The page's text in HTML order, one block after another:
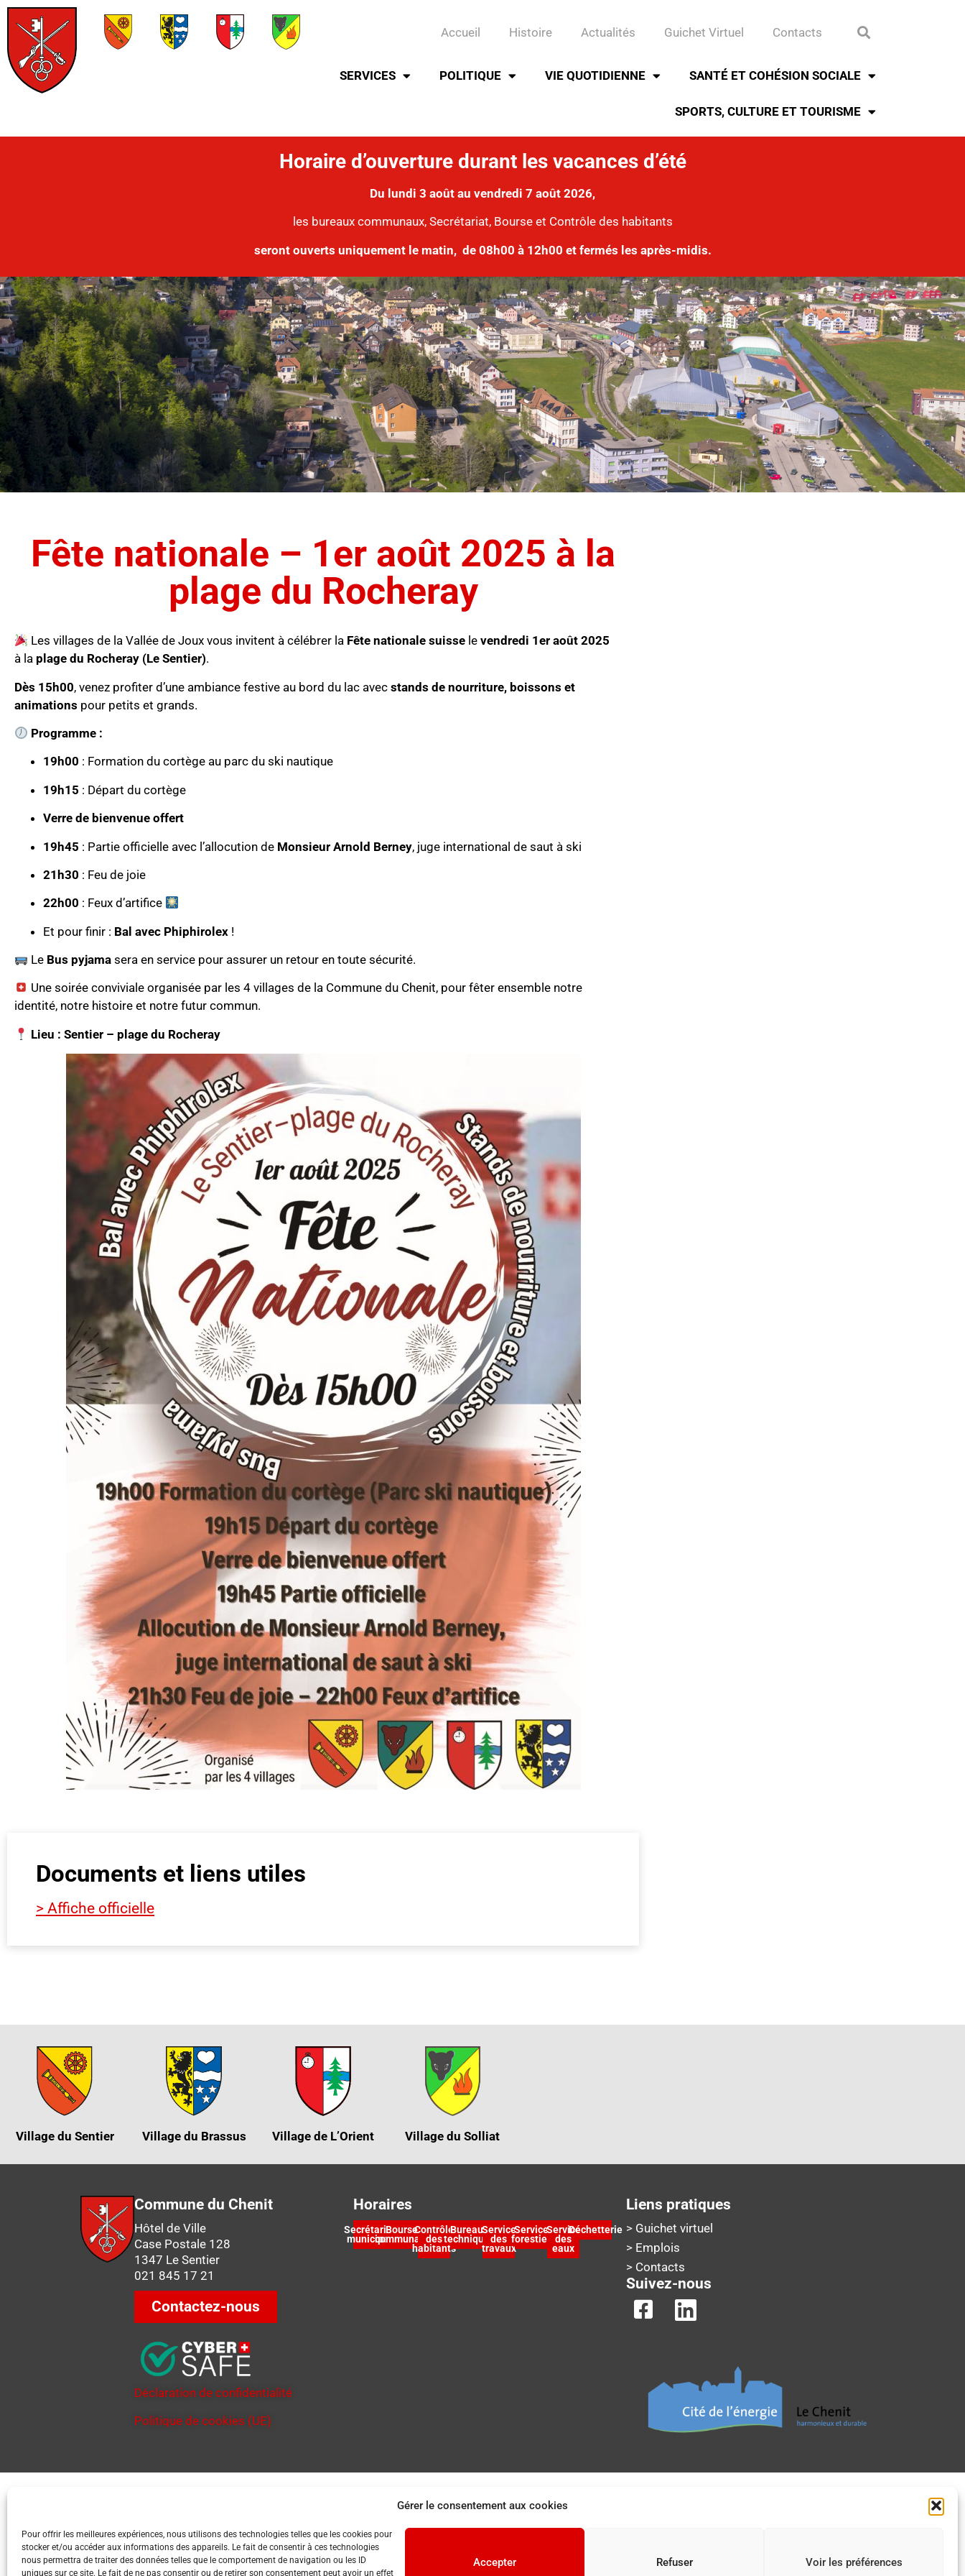
Gérer le consentement aux cookies
Pour offrir les meilleures expériences, nous utilisons des technologies telles que les cookies pour
stocker et/ou accéder aux informations des appareils. Le fait de consentir à ces technologies
nous permettra de traiter des données telles que le comportement de navigation ou les ID
uniques sur ce site. Le fait de ne pas consentir ou de retirer son consentement peut avoir un effet
Accepter Refuser Voir les préférences
Accueil Histoire Actualités Guichet Virtuel Contacts
SERVICES POLITIQUE VIE QUOTIDIENNE SANTÉ ET COHÉSION SOCIALE
SPORTS, CULTURE ET TOURISME
Horaire d’ouverture durant les vacances d’été
Du lundi 3 août au vendredi 7 août 2026,
les bureaux communaux, Secrétariat, Bourse et Contrôle des habitants
seront ouverts uniquement le matin, de 08h00 à 12h00 et fermés les après-midis.
Fête nationale – 1er août 2025 à la
plage du Rocheray
Les villages de la Vallée de Joux vous invitent à célébrer la Fête nationale suisse levendredi 1er août 2025
à la plage du Rocheray (Le Sentier).
Dès 15h00, venez profiter d’une ambiance festive au bord du lac avec stands de nourriture, boissons et
animations pour petits et grands.
Programme :
19h00 : Formation du cortège au parc du ski nautique
19h15 : Départ du cortège
Verre de bienvenue offert
19h45 : Partie officielle avec l’allocution de Monsieur Arnold Berney, juge international de saut à ski
21h30 : Feu de joie
22h00 : Feux d’artifice
Et pour finir : Bal avec Phiphirolex !
Le Bus pyjama sera en service pour assurer un retour en toute sécurité.
Une soirée conviviale organisée par les 4 villages de la Commune du Chenit, pour fêter ensemble notre
identité, notre histoire et notre futur commun.
Lieu : Sentier – plage du Rocheray
Documents et liens utiles
> Affiche officielle
Village du Sentier Village du Brassus Village de L’Orient Village du Solliat
Commune du Chenit
Hôtel de Ville
Case Postale 128
1347 Le Sentier
021 845 17 21
Contactez-nous
Déclaration de confidentialité
Politique de cookies (UE)
Horaires
Secrétariat
municipal
Bourse
communale
Contrôle
des
habitants
Bureau
technique
Service
des
travaux
Service
forestier
Service
des
eaux
Déchetterie
Liens pratiques
> Guichet virtuel
> Emplois
> Contacts
Suivez-nous